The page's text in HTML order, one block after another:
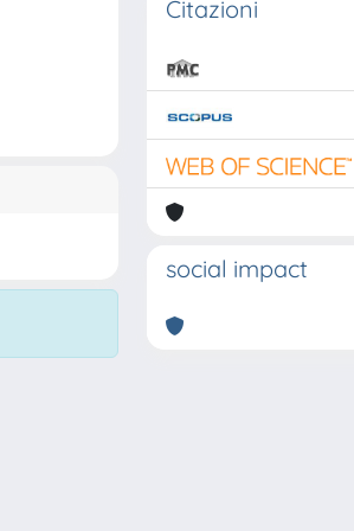
Citazioni
social impact